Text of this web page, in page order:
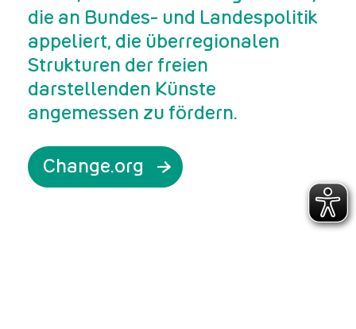
die an Bundes- und Landespolitik
appeliert, die überregionalen
Strukturen der freien
darstellenden Künste
angemessen zu fördern.
Change.org